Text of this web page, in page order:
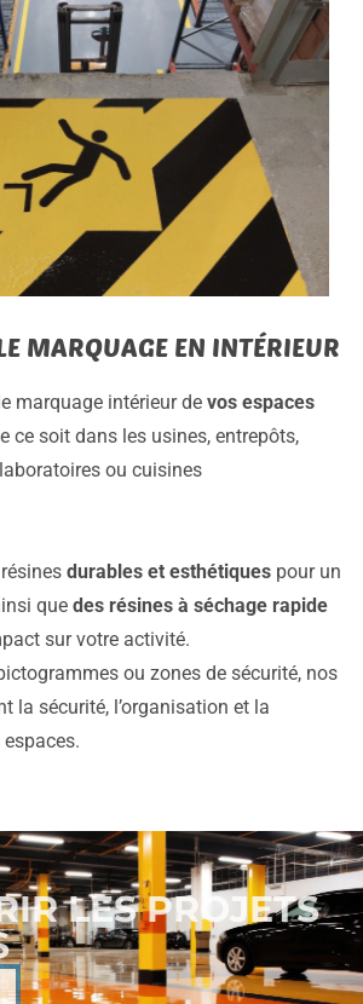
MARQUAGE EN INTÉRIEUR
marquage intérieur de vos espaces
ce soit dans les usines, entrepôts,
ou cuisines
durables et esthétiques pour un
que des résines à séchage rapide
sur votre activité.
ou zones de sécurité, nos
la sécurité, l’organisation et la
LES PROJETS